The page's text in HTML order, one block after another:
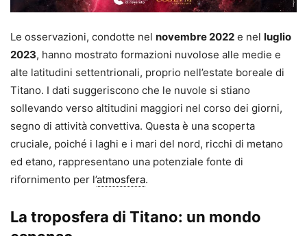
Le osservazioni, condotte nel novembre 2022 e nel luglio
2023, hanno mostrato formazioni nuvolose alle medie e
alte latitudini settentrionali, proprio nell’estate boreale di
Titano. I dati suggeriscono che le nuvole si stiano
sollevando verso altitudini maggiori nel corso dei giorni,
segno di attività convettiva. Questa è una scoperta
cruciale, poiché i laghi e i mari del nord, ricchi di metano
ed etano, rappresentano una potenziale fonte di
rifornimento per l’atmosfera.
La troposfera di Titano: un mondo